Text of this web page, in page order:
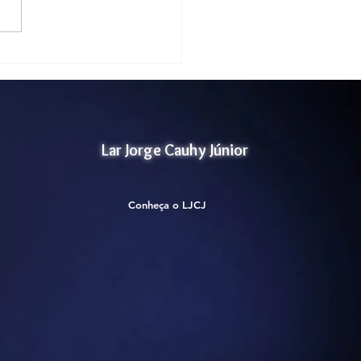
Lar Jorge Cauhy Júnior
Conheça o LJCJ